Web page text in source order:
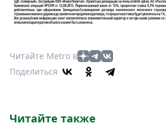
Читайте Metro в
Поделиться
Читайте также